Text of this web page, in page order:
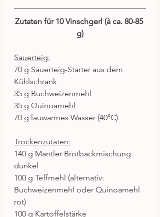
Zutaten für 10 Vinschgerl (à ca. 80-85
g)
Sauerteig:
70 g Sauerteig-Starter aus dem
Kühlschrank
35 g Buchweizenmehl
35 g Quinoamehl
70 g lauwarmes Wasser (40°C)
Trockenzutaten:
140 g Mantler Brotbackmischung
dunkel
100 g Teffmehl (alternativ:
Buchweizenmehl oder Quinoamehl
rot)
100 g Kartoffelstärke